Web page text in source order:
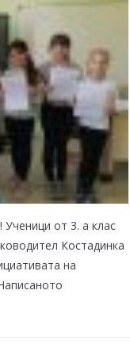
от 3. а клас
Костадинка
на